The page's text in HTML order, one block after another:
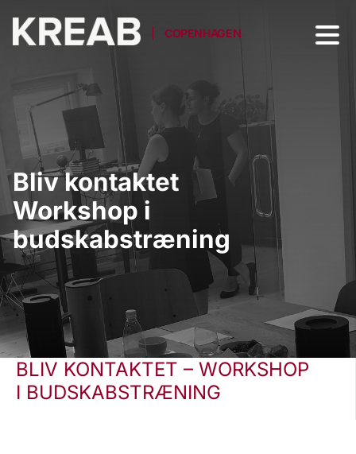
COPENHAGEN
Bliv kontaktet
Workshop i
budskabstræning
BLIV KONTAKTET – WORKSHOP
I BUDSKABSTRÆNING